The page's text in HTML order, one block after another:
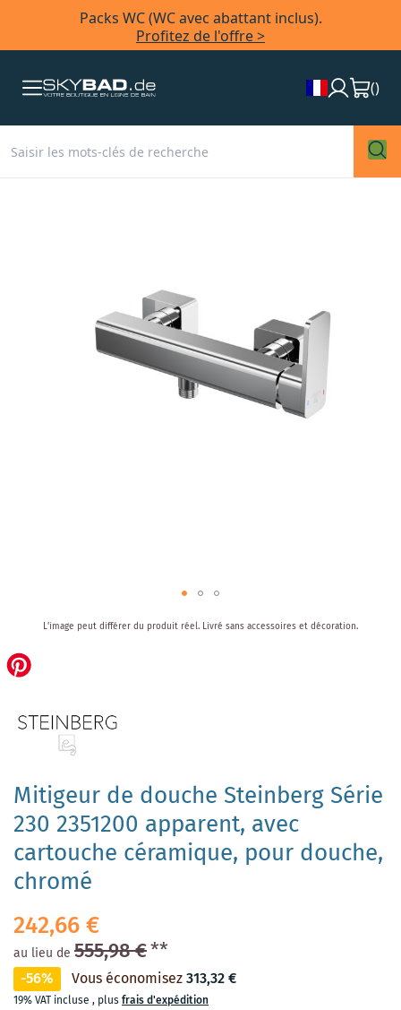
Packs WC (WC avec abattant inclus).
Profitez de l'offre >
()
Mitigeur de douche Steinberg Série
230 2351200 apparent, avec
cartouche céramique, pour douche,
chromé
242,66 €
au lieu de 555,98 €**
-56% Vous économisez313,32 €
19% VAT incluse , plusfrais d'expédition
the
beginning
images
L'image peut différer du produit réel. Livré sans accessoires et décoration.